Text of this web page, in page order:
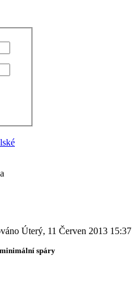
Úterý, 11 Červen 2013 15:37
spáry